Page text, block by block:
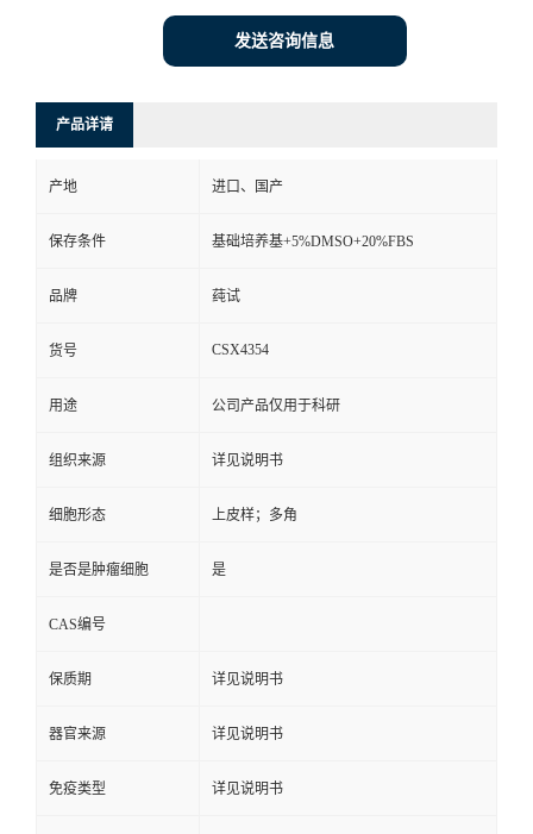
发送咨询信息
产品详请
产地 进口、国产
保存条件 基础培养基+5%DMSO+20%FBS
品牌 莼试
货号 CSX4354
用途 公司产品仅用于科研
组织来源 详见说明书
细胞形态 上皮样；多角
是否是肿瘤细胞 是
CAS编号
保质期 详见说明书
器官来源 详见说明书
免疫类型 详见说明书